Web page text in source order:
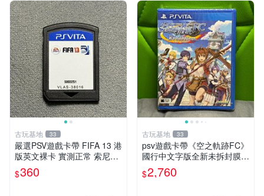
古玩基地 33
嚴選PSV遊戲卡帶 FIFA 13 港
版英文裸卡 實測正常 索尼專
用 不支持其他機器 買二送優
惠 FIFA 13 psv 港版 卡帶
$360
古玩基地 33
psv遊戲卡帶《空之軌跡FC》
國行中文字版全新未拆封膜有
輕微使用痕跡嚴選推薦適合收
藏 歲月痕跡 二手 psv 游戲卡
$2,760